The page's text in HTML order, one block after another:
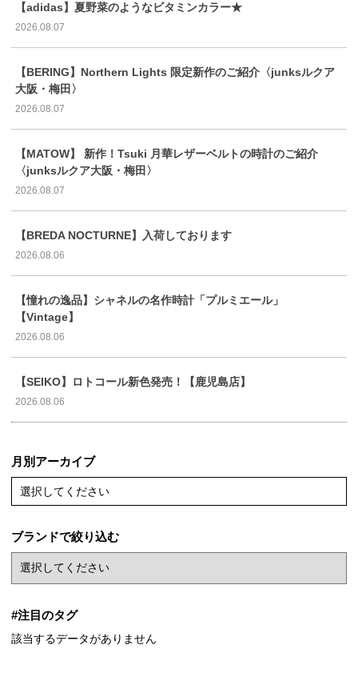
【adidas】夏野菜のようなビタミンカラー★
2026.08.07
【BERING】Northern Lights 限定新作のご紹介〈junksルクア
大阪・梅田〉
2026.08.07
【MATOW】 新作！Tsuki 月華レザーベルトの時計のご紹介
〈junksルクア大阪・梅田〉
2026.08.07
【BREDA NOCTURNE】入荷しております
2026.08.06
【憧れの逸品】シャネルの名作時計「プルミエール」
【Vintage】
2026.08.06
【SEIKO】ロトコール新色発売！【鹿児島店】
2026.08.06
月別アーカイブ
選択してください
ブランドで絞り込む
#注目のタグ
該当するデータがありません